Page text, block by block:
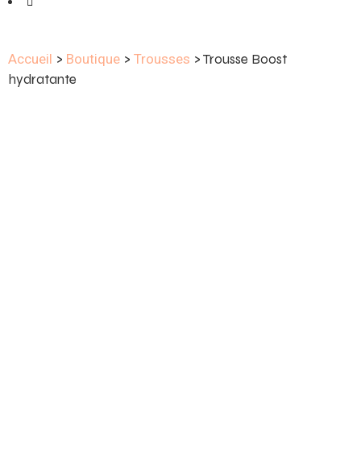
Accueil > Boutique > Trousses > Trousse Boost
hydratante